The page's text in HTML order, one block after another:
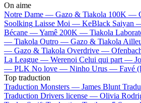
On aime
Notre Dame — Gazo & Tiakola 100K —
Soolking Laisse Moi — KeBlack Saiyan
Bécane —Yamê 200K — Tiakola
— Tiakola Outro — Gazo & Tiakola
— Gazo & Tiakola Overdrive —
La League — Werenoi Celui qui part —
— PLK No love — Ninho Urus — Favé
Top traduction
Traduction Monsters — James Blunt
Traduction Drivers license — Olivia